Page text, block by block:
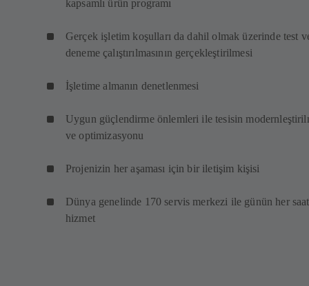
kapsamlı ürün programı
Gerçek işletim koşulları da dahil olmak üzerinde test
deneme çalıştırılmasının gerçekleştirilmesi
İşletime almanın denetlenmesi
Uygun güçlendirme önlemleri ile tesisin
ve optimizasyonu
Projenizin her aşaması için bir iletişim kişisi
Dünya genelinde 170 servis merkezi ile günün her
hizmet